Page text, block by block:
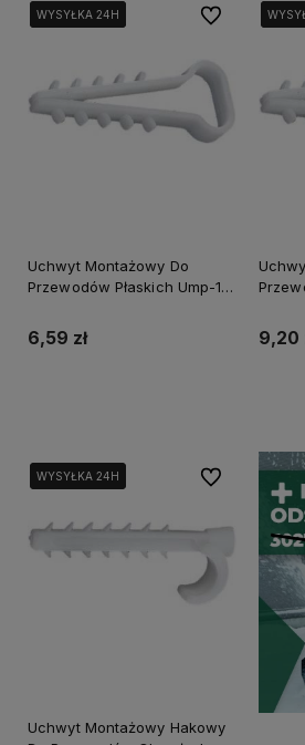
WYSYŁKA 24H
WYSYŁKA 24H
WYSYŁKA 24H
Uchwyt Montażowy Do
Przewodów Płaskich Ump-18
6,59 zł
Do ulubionych
9,20
WYSYŁKA 24H
WYSYŁKA 24H
Uchwyt Montażowy Hakowy
Do ulubionych